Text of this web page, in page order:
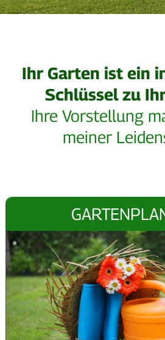
Ihr Garten ist ein
Schlüssel zu
Ihre Vorstellung
meiner